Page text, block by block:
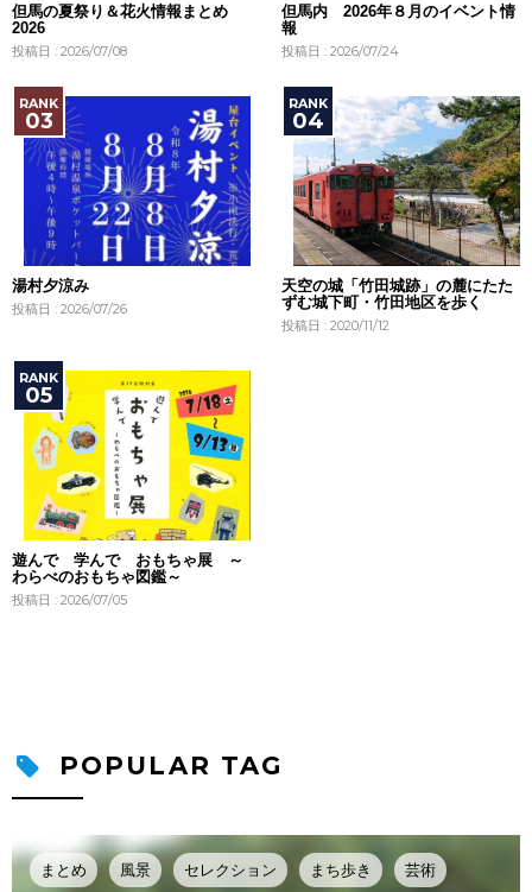
但馬の夏祭り＆花火情報まとめ
2026
投稿日 : 2026/07/08
但馬内 2026年８月のイベント情
報
投稿日 : 2026/07/24
湯村夕涼み
投稿日 : 2026/07/26
天空の城「竹田城跡」の麓にたた
ずむ城下町・竹田地区を歩く
投稿日 : 2020/11/12
遊んで 学んで おもちゃ展 ～
わらべのおもちゃ図鑑～
投稿日 : 2026/07/05
POPULAR TAG
まとめ 風景 セレクション まち歩き 芸術